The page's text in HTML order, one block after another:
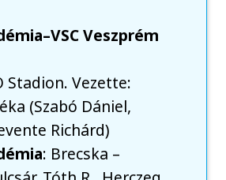
Veszprém
Stadion. Vezette:
(Szabó Dániel,
Richárd)
: Brecska –